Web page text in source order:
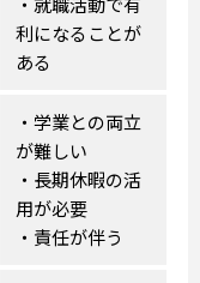
利になることが
ある
・学業との両立
が難しい
・長期休暇の活
用が必要
・責任が伴う